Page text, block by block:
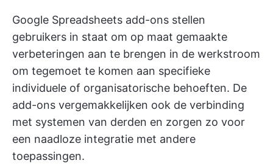
Google Spreadsheets add-ons stellen
gebruikers in staat om op maat gemaakte
verbeteringen aan te brengen in de werkstroom
om tegemoet te komen aan specifieke
individuele of organisatorische behoeften. De
add-ons vergemakkelijken ook de verbinding
met systemen van derden en zorgen zo voor
een naadloze integratie met andere
toepassingen.